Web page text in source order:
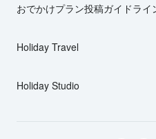
おでかけプラン投稿ガイドライ
Holiday Travel
Holiday Studio